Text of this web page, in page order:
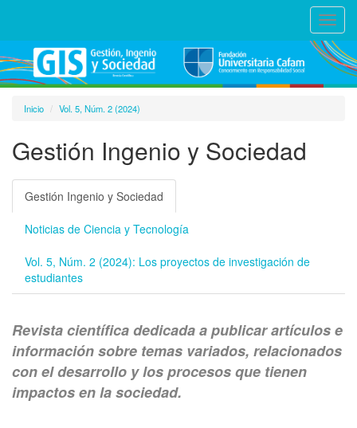
Inicio Vol. 5, Núm. 2 (2024)
Gestión Ingenio y Sociedad
Gestión Ingenio y Sociedad
Noticias de Ciencia y Tecnología
Vol. 5, Núm. 2 (2024): Los proyectos de investigación de
estudiantes
Revista científica dedicada a publicar artículos e
información sobre temas variados, relacionados
con el desarrollo y los procesos que tienen
impactos en la sociedad.